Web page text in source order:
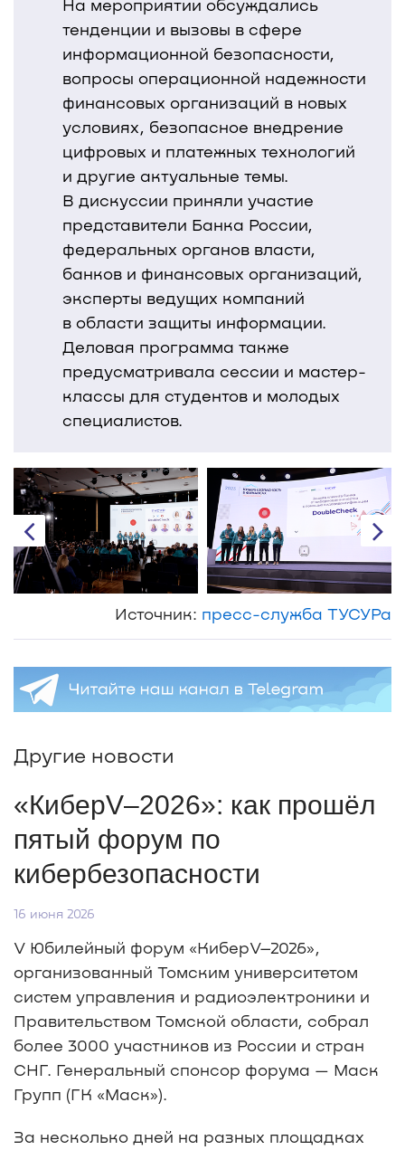
На мероприятии обсуждались
тенденции и вызовы в сфере
информационной безопасности,
вопросы операционной надежности
финансовых организаций в новых
условиях, безопасное внедрение
цифровых и платежных технологий
и другие актуальные темы.
В дискуссии приняли участие
представители Банка России,
федеральных органов власти,
банков и финансовых организаций,
эксперты ведущих компаний
в области защиты информации.
Деловая программа также
предусматривала сессии и мастер-
классы для студентов и молодых
специалистов.
Источник: пресс-служба ТУСУРа
Другие новости
«КиберV–2026»: как прошёл
пятый форум по
кибербезопасности
16 июня 2026
V Юбилейный форум «КиберV–2026»,
организованный Томским университетом
систем управления и радиоэлектроники и
Правительством Томской области, собрал
более 3000 участников из России и стран
СНГ. Генеральный спонсор форума — Маск
Групп (ГК «Маск»).
За несколько дней на разных площадках